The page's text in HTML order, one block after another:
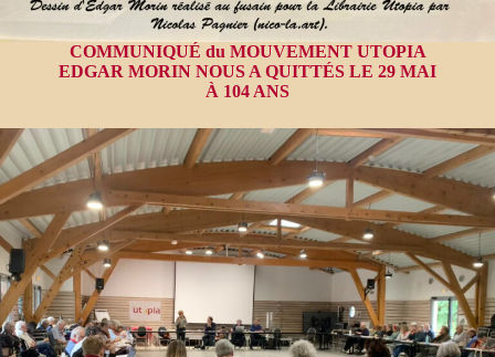
COMMUNIQUÉ du MOUVEMENT UTOPIA
EDGAR MORIN NOUS A QUITTÉS LE 29 MAI
À 104 ANS